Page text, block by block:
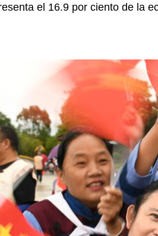
el 16.9 por ciento de la